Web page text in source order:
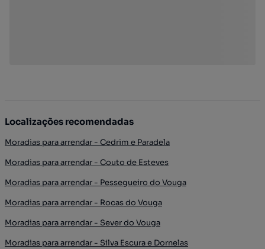
Localizações recomendadas
Moradias para arrendar - Cedrim e Paradela
Moradias para arrendar - Couto de Esteves
Moradias para arrendar - Pessegueiro do Vouga
Moradias para arrendar - Rocas do Vouga
Moradias para arrendar - Sever do Vouga
Moradias para arrendar - Silva Escura e Dornelas